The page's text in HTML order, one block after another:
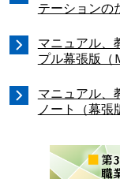
テーションの
マニュアル
プル幕張版（
マニュアル
ノート（幕張